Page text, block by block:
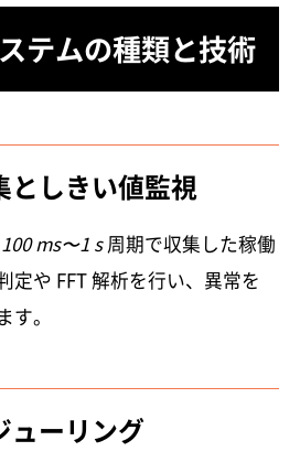
テムの種類と技術
としきい値監視
100 ms〜1 s周期で収集した稼働
定や FFT 解析を行い、異常を
。
ューリング